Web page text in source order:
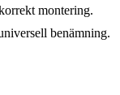
montering.
benämning.